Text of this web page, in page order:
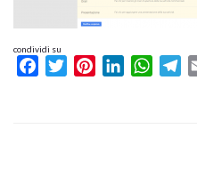
condividi su
FacebookTwitterPinterestLinkedIn